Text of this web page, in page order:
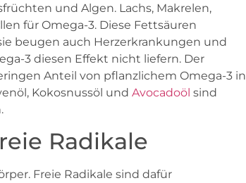
und Algen. Lachs, Makrelen,
für Omega-3. Diese Fettsäuren
beugen auch Herzerkrankungen und
3 diesen Effekt nicht liefern. Der
Anteil von pflanzlichem Omega-3 in
Kokosnussöl und Avocadoöl sind
Radikale
Freie Radikale sind dafür